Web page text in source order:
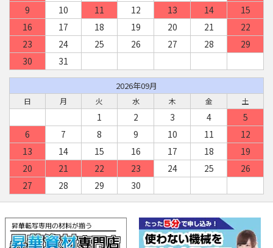
9
10 11 12 13 14
15
16
17 18 19 20 21
22
23
24 25 26 27 28
29
30
31
2026年09月
日 月 火 水 木 金 土
1 2 3 4
5
6
7 8 9 10 11
12
13
14 15 16 17 18
19
20
21 22 23 24 25
26
27
28 29 30